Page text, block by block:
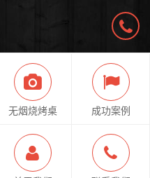
无烟烧烤桌 成功案例